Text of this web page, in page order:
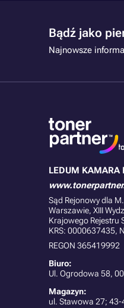
Bądź jako
Najnowsze
LEDUM KAMARA
Sąd Rejonowy dla
Warszawie, XIII
Krajowego Rejestru
KRS: 0000637435,
REGON 365419992
Biuro:
Ul. Ogrodowa 58,
Magazyn:
ul. Stawowa 27; 43-